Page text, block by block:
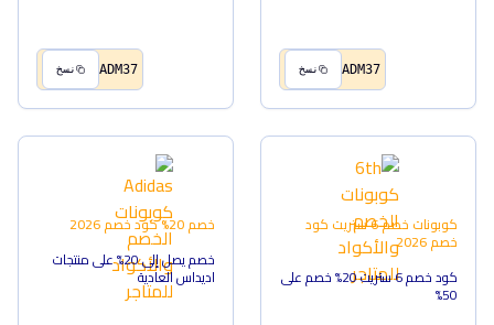
ADM37 نسخ ADM37 نسخ
كوبونات خصم 6 ستريت كود
خصم2026
كود خصم 6 ستريت 20% خصم على
50%
خصم 20% كود خصم2026
خصم يصل إلى 20% على منتجات
اديداس العادية